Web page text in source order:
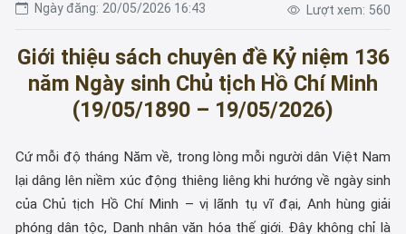
Ngày đăng: 20/05/2026 16:43 Lượt xem: 560
Giới thiệu sách chuyên đề Kỷ niệm 136
năm Ngày sinh Chủ tịch Hồ Chí Minh
(19/05/1890 – 19/05/2026)
Cứ mỗi độ tháng Năm về, trong lòng mỗi người dân Việt Nam
lại dâng lên niềm xúc động thiêng liêng khi hướng về ngày sinh
của Chủ tịch Hồ Chí Minh – vị lãnh tụ vĩ đại, Anh hùng giải
phóng dân tộc, Danh nhân văn hóa thế giới. Đây không chỉ là